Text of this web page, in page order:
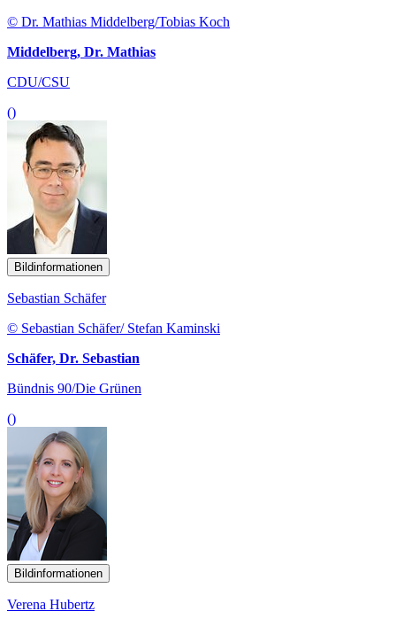
© Dr. Mathias Middelberg/Tobias Koch
Middelberg, Dr. Mathias
CDU/CSU
()
Bildinformationen
Sebastian Schäfer
© Sebastian Schäfer/ Stefan Kaminski
Schäfer, Dr. Sebastian
Bündnis 90/Die Grünen
()
Bildinformationen
Verena Hubertz